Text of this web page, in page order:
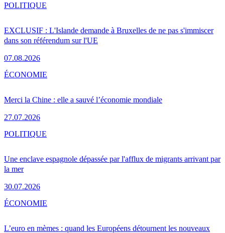
EXCLUSIF : L'Islande demande à Bruxelles de ne pas s'immiscer
dans son référendum sur l'UE
07.08.2026
POLITIQUE
Merci la Chine : elle a sauvé l’économie mondiale
27.07.2026
ÉCONOMIE
Une enclave espagnole dépassée par l'afflux de migrants arrivant par
la mer
30.07.2026
POLITIQUE
L’euro en mèmes : quand les Européens détournent les nouveaux
ÉCONOMIE